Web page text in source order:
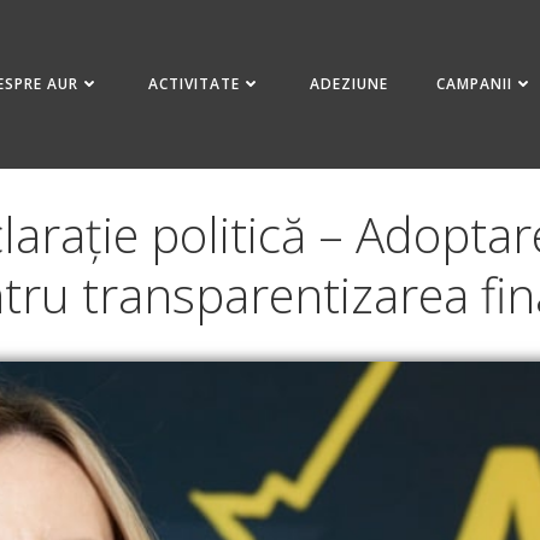
AUR ACTIVITATE ADEZIUNE CAMPANII
politică –
transparentizarea